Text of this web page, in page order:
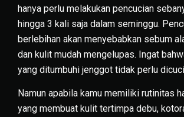
hanya perlu melakukan pencucian
hingga 3 kali saja dalam seminggu.
berlebihan akan menyebabkan sebum
dan kulit mudah mengelupas. Ingat
yang ditumbuhi jenggot tidak perlu
Namun apabila kamu memiliki rutinitas
yang membuat kulit tertimpa debu,